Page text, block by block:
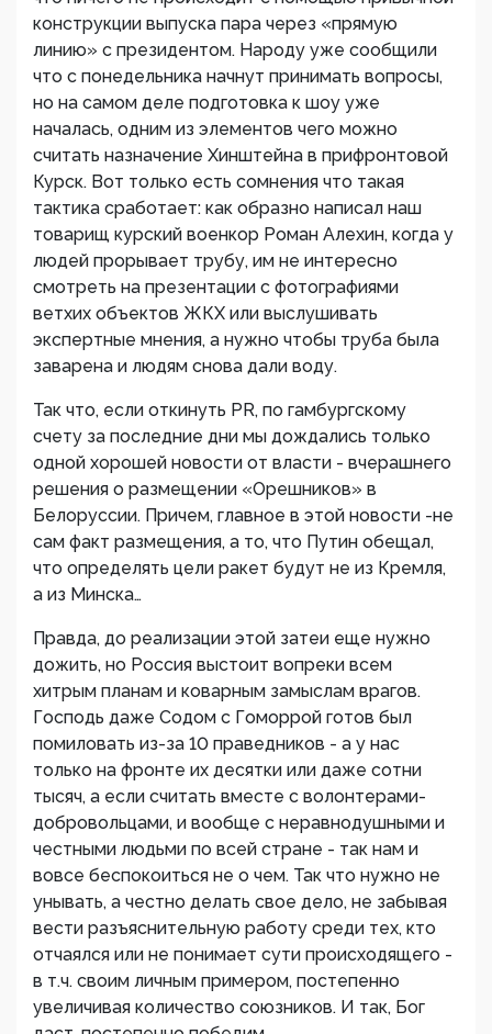
конструкции выпуска пара через «прямую
линию» с президентом. Народу уже сообщили
что с понедельника начнут принимать вопросы,
но на самом деле подготовка к шоу уже
началась, одним из элементов чего можно
считать назначение Хинштейна в прифронтовой
Курск. Вот только есть сомнения что такая
тактика сработает: как образно написал наш
товарищ курский военкор Роман Алехин, когда у
людей прорывает трубу, им не интересно
смотреть на презентации с фотографиями
ветхих объектов ЖКХ или выслушивать
экспертные мнения, а нужно чтобы труба была
заварена и людям снова дали воду.
Так что, если откинуть PR, по гамбургскому
счету за последние дни мы дождались только
одной хорошей новости от власти - вчерашнего
решения о размещении «Орешников» в
Белоруссии. Причем, главное в этой новости -не
сам факт размещения, а то, что Путин обещал,
что определять цели ракет будут не из Кремля,
а из Минска…
Правда, до реализации этой затеи еще нужно
дожить, но Россия выстоит вопреки всем
хитрым планам и коварным замыслам врагов.
Господь даже Содом с Гоморрой готов был
помиловать из-за 10 праведников - а у нас
только на фронте их десятки или даже сотни
тысяч, а если считать вместе с волонтерами-
добровольцами, и вообще с неравнодушными и
честными людьми по всей стране - так нам и
вовсе беспокоиться не о чем. Так что нужно не
унывать, а честно делать свое дело, не забывая
вести разъяснительную работу среди тех, кто
отчаялся или не понимает сути происходящего -
в т.ч. своим личным примером, постепенно
увеличивая количество союзников. И так, Бог